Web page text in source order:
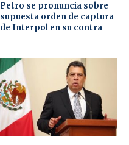
Petro se pronuncia sobre
supuesta orden de captura
de Interpol en su contra